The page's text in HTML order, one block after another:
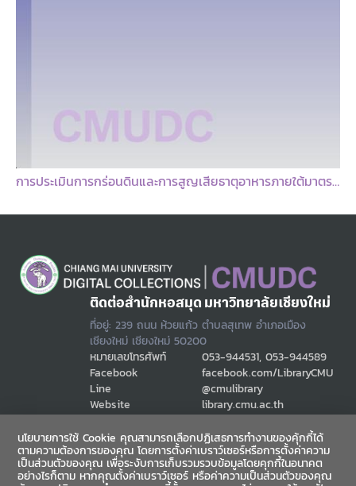
การประเมินการกร่อนดินและการสูญเสียธาตุอาหารภายใต้มาตรการอนุรักษ์ดินและน้าในพื้นที่ปลูกข้าวโพดเลี้ยงสัตว์อาเภอเขาสวนกวางจังหวัดขอนแก่
ติดต่อสำนักหอสมุด มหาวิทยาลัยเชียงใหม่
ที่อยู่: 239 ถนน ห้วยแก้ว ตำบลสุเทพ อำเภอเมือง
เชียงใหม่ เชียงใหม่ 50200
หมายเลขโทรศัพท์ 053-944531, 053-944589
Facebook
facebook.com/LibraryCMU
Line
@cmulibrary
Website
library.cmu.ac.th
ช่องทางสื่อสาร
นโยบายการใช้ Cookie คุณสามารถเลือกปฏิเสธการทำงานของคุ้กกี้ได้
ตามความต้องการของคุณ โดยการตั้งค่าเบราว์เซอร์หรือการตั้งค่าความ
เป็นส่วนตัวของคุณ เพื่อระงับการเก็บรวมรวบข้อมูลโดยคุกกี้ในอนาคต
อย่างไรก็ตาม หากคุณตั้งค่าเบราว์เซอร์ หรือค่าความเป็นส่วนตัวของคุณ